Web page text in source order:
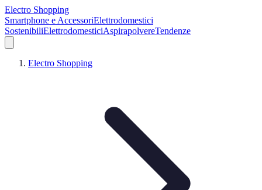
Electro Shopping
Smartphone e AccessoriElettrodomestici
SostenibiliElettrodomesticiAspirapolvereTendenze
Electro Shopping